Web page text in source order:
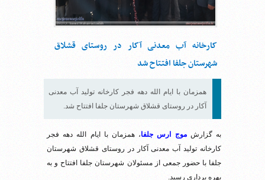
کارخانه آب معدنی آکار در روستای قشلاق
شهرستان جلفا افتتاح شد
همزمان با ایام الله دهه فجر کارخانه تولید آب معدنی
آکار در روستای قشلاق شهرستان جلفا افتتاح شد.
به گزارشموج ارس جلفا، همزمان با ایام الله دهه فجر
کارخانه تولید آب معدنی آکار در روستای قشلاق شهرستان
جلفا با حضور جمعی از مسئولان شهرستان جلفا افتتاح و به
بهره برداری رسید.